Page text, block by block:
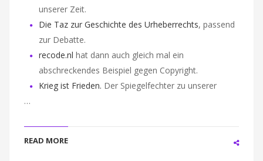
unserer Zeit.
Die Taz zur Geschichte des Urheberrechts, passend
zur Debatte.
recode.nl hat dann auch gleich mal ein
abschreckendes Beispiel gegen Copyright.
Krieg ist Frieden. Der Spiegelfechter zu unserer
…
READ MORE